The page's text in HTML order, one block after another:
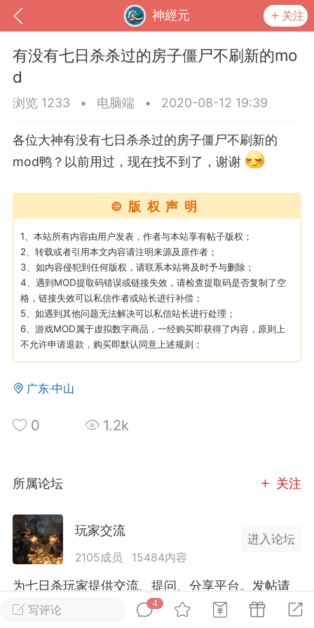
神經元 关注
MOD下载 攻略教程 联机招募
大人
Lv.8
卖挂
禁止发布联机可用的作弊模组，
环境，中文网特此发布以下声明，规范
模组的发布行为：1. *...
汉
71 2.2w
大人
Lv.8
写评论
4
有没有七日杀杀过的房子僵尸不刷新的mo
d
浏览 1233 • 电脑端 • 2020-08-12 19:39
各位大神有没有七日杀杀过的房子僵尸不刷新的
mod鸭？以前用过，现在找不到了，谢谢
©版权声明
1、本站所有内容由用户发表，作者与本站享有帖子版权；
2、转载或者引用本文内容请注明来源及原作者；
3、如内容侵犯到任何版权，请联系本站将及时予与删除；
4、遇到MOD提取码错误或链接失效，请检查提取码是否复制了空
格，链接失效可以私信作者或站长进行补偿；
5、如遇到其他问题无法解决可以私信站长进行处理；
6、游戏MOD属于虚拟数字商品，一经购买即获得了内容，原则上
不允许申请退款，购买即默认同意上述规则；
广东·中山
0 1.2k
所属论坛 关注
玩家交流
2105成员 15484内容
进入论坛
为七日杀玩家提供交流、提问、分享平台。发帖请
遵守中国法律规则，拒绝违法信息！